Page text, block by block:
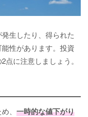
生したり、得られた
性があります。投資
に注意しましょう。
、 一時的な値下がり